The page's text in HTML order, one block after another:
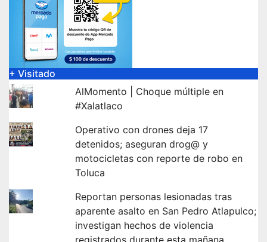
+ Visitado
AlMomento | Choque múltiple en
#Xalatlaco
Operativo con drones deja 17
detenidos; aseguran drog@ y
motocicletas con reporte de robo en
Toluca
Reportan personas lesionadas tras
aparente asalto en San Pedro Atlapulco;
investigan hechos de violencia
registrados durante esta mañana